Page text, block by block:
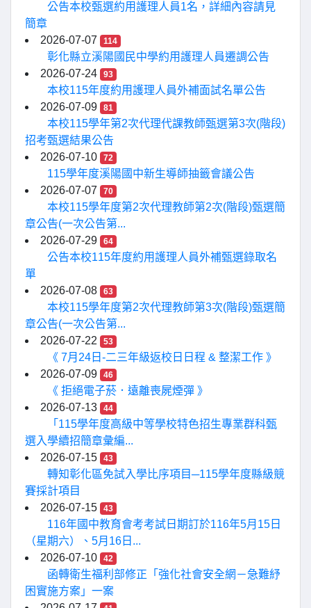
公告本校甄選約用護理人員1名，詳細內容請見
簡章
2026-07-07
114
彰化縣立溪陽國民中學約用護理人員遷調公告
2026-07-24
93
本校115年度約用護理人員外補面試名單公告
2026-07-09
81
本校115學年第2次代理代課教師甄選第3次(階段)
招考甄選結果公告
2026-07-10
72
115學年度溪陽國中新生導師抽籤會議公告
2026-07-07
70
本校115學年度第2次代理教師第2次(階段)甄選簡
章公告(一次公告第...
2026-07-29
64
公告本校115年度約用護理人員外補甄選錄取名
單
2026-07-08
63
本校115學年度第2次代理教師第3次(階段)甄選簡
章公告(一次公告第...
2026-07-22
53
《 7月24日-二三年級返校日日程 & 整潔工作 》
2026-07-09
46
《 拒絕電子菸．遠離喪屍煙彈 》
2026-07-13
44
「115學年度高級中等學校特色招生專業群科甄
選入學續招簡章彙編...
2026-07-15
43
轉知彰化區免試入學比序項目─115學年度縣級競
賽採計項目
2026-07-15
43
116年國中教育會考考試日期訂於116年5月15日
（星期六）、5月16日...
2026-07-10
42
函轉衛生福利部修正「強化社會安全網－急難紓
困實施方案」一案